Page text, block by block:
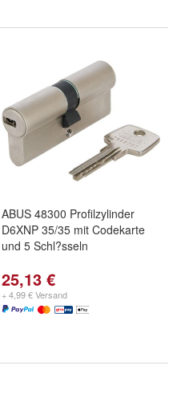
ABUS 48300 Profilzylinder
D6XNP 35/35 mit Codekarte
und 5 Schl?sseln
25,13 €
+ 4,99 € Versand